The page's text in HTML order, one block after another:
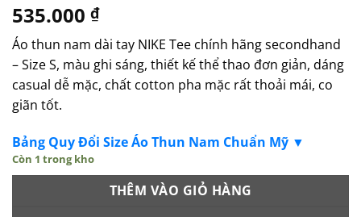
535.000 ₫
Áo thun nam dài tay NIKE Tee chính hãng secondhand
– Size S, màu ghi sáng, thiết kế thể thao đơn giản, dáng
casual dễ mặc, chất cotton pha mặc rất thoải mái, co
giãn tốt.
Bảng Quy Đổi Size Áo Thun Nam Chuẩn Mỹ ▼
Còn 1 trong kho
THÊM VÀO GIỎ HÀNG